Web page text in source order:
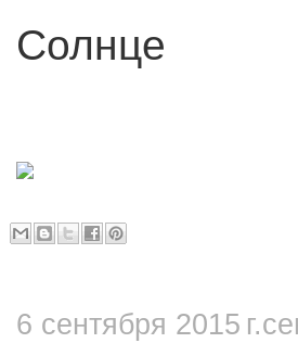
Солнце
6 сентября 2015